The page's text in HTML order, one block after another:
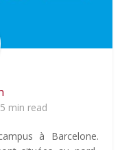
5 min read
à Barcelone.